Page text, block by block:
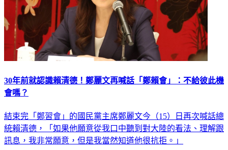
30年前就認識賴清德！鄭麗文再喊話「鄭賴會」：不給彼此機
會嗎？
結束完「鄭習會」的國民黨主席鄭麗文今（15）日再次喊話總
統賴清德，「如果他願意從我口中聽到對大陸的看法、理解跟
訊息，我非常願意，但是我當然知道他很抗拒。」